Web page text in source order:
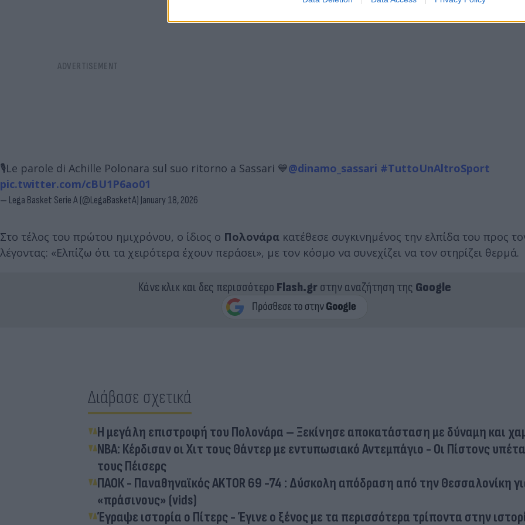
🎙️Le parole di Achille Polonara sul suo ritorno a Sassari 💙@dinamo_sassari #TuttoUnAltroSport
pic.twitter.com/cBU1P6ao01
— Lega Basket Serie A (@LegaBasketA) January 18, 2026
Στο τέλος του πρώτου ημιχρόνου, ο ίδιος ο Πολονάρα κατέθεσε συγκινημένος την ελπίδα του προς
λέγοντας: «Ελπίζω ότι τα χειρότερα έχουν περάσει», με τον κόσμο να συνεχίζει να τον στηρίζει θερμά.
Κάνε κλικ και δες περισσότερο Flash.grστην αναζήτηση της Google
Διάβασε σχετικά
Η μεγάλη επιστροφή του Πολονάρα – Ξεκίνησε αποκατάσταση με δύναμη και
NBA: Κέρδισαν οι Χιτ τους Θάντερ με εντυπωσιακό Αντεμπάγιο - Οι Πίστονς
τους Πέισερς
ΠΑΟΚ - Παναθηναϊκός AKTOR 69 -74 : Δύσκολη απόδραση από την Θεσσαλονίκη
«πράσινους» (vids)
Έγραψε ιστορία ο Πίτερς - Έγινε ο ξένος με τα περισσότερα τρίποντα στην